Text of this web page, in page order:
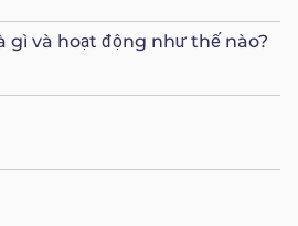
gì và hoạt động như thế nào?